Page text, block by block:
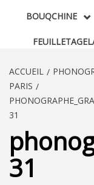
BOUQCHINE
FEUILLETAGE
ACCUEIL
PARIS
31
31